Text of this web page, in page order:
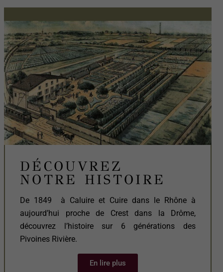
DÉCOUVREZ
NOTRE HISTOIRE
De 1849 à Caluire et Cuire dans le Rhône à
aujourd’hui proche de Crest dans la Drôme,
découvrez l’histoire sur 6 générations des
Pivoines Rivière.
En lire plus